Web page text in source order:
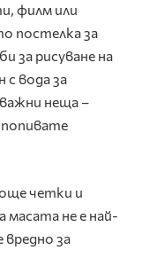
филм или
постелка за
за рисуване на
вода за
неща –
четки и
масата не е най-
за